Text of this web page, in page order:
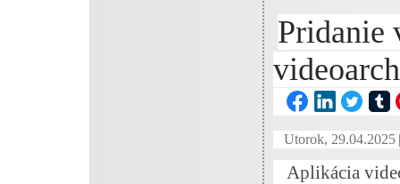
Pridanie
Utorok, 29.04.2025 |
Aplikácia